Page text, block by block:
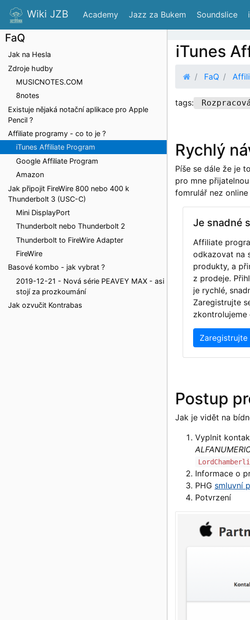
Wiki JZB Academy Jazz za Bukem Soundslice
FaQ
Jak na Hesla
Zdroje hudby
MUSICNOTES.COM
8notes
Existuje nějaká notační aplikace pro Apple
Pencil ?
Affiliate programy - co to je ?
iTunes Affiliate Program
Google Affiliate Program
Amazon
Jak připojit FireWire 800 nebo 400 k
Thunderbolt 3 (USC-C)
Mini DisplayPort
Thunderbolt nebo Thunderbolt 2
Thunderbolt to FireWire Adapter
FireWire
Basové kombo - jak vybrat ?
2019-12-21 - Nová série PEAVEY MAX - asi
stojí za prozkoumání
Jak ozvučit Kontrabas
iTunes
FaQ
tags:
Rychlý
Píše se dále že je
pro mne
fomrulář nez
Je snadné
Affiliate
odkazovat na
produkty, a
z prodeje.
je rychlé,
Zaregistrujte
Zaregistrujte
Postup
Jak je vidět na
Vyplnit
Informace o
PHG smluvní
Potvrzení